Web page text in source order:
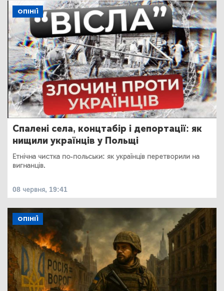
ОПІНІЇ
Спалені села, концтабір і депортації: як
нищили українців у Польщі
Етнічна чистка по-польськи: як українців перетворили на
вигнанців.
08 червня, 19:41
ОПІНІЇ